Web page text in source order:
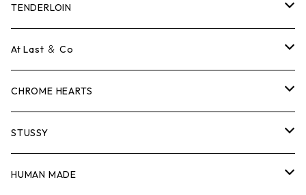
Tシャツ
ロンTEE
スウェット/ニット
シャツ
ジャケット
TENDERLOIN
Tシャツ
ロンTEE
スウェット/ニット
シャツ
At Last ＆ Co
Tシャツ
ロンTEE
スウェット/ニット
CHROME HEARTS
Tシャツ
ロンTEE
STUSSY
Tシャツ
HUMAN MADE